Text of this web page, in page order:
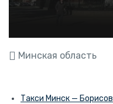
Минская область
Такси Минск — Борисов